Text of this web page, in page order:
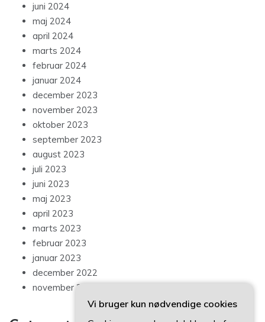
juni 2024
maj 2024
april 2024
marts 2024
februar 2024
januar 2024
december 2023
november 2023
oktober 2023
september 2023
august 2023
juli 2023
juni 2023
maj 2023
april 2023
marts 2023
februar 2023
januar 2023
december 2022
november 2022
Vi bruger kun nødvendige cookies